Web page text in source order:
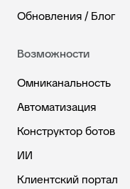
Обновления / Блог
Возможности
Омниканальность
Автоматизация
Конструктор ботов
ИИ
Клиентский портал